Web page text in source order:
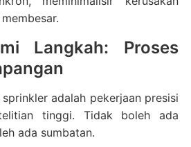
Langkah: Proses
adalah pekerjaan presisi
tinggi. Tidak boleh ada
ada sumbatan.